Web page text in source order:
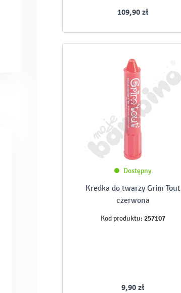
109,90 zł
Dostępny
Kredka do twarzy Grim Tout
czerwona
Kod produktu: 257107
9,90 zł